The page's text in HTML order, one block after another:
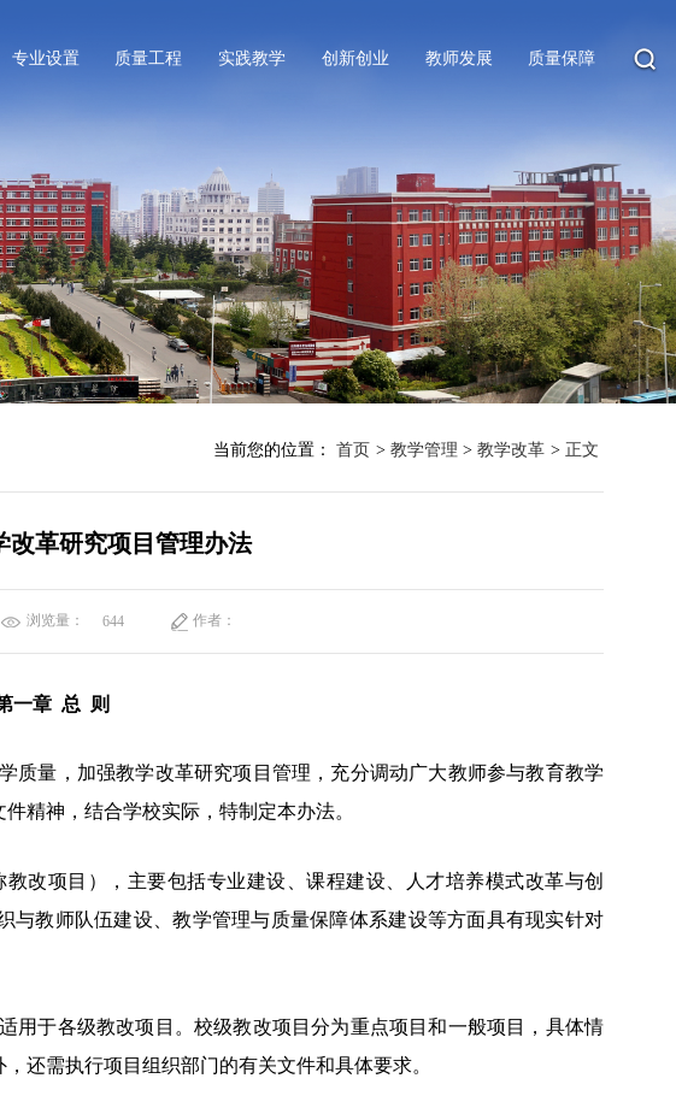
专业设置 质量工程 实践教学 创新创业 教师发展 质量保障
当前您的位置： 首页 > 教学管理 > 教学改革 > 正文
改革研究项目管理办法
浏览量： 644 作者：
一章 总 则
质量，加强教学改革研究项目管理，充分调动广大教师参与教育教学
精神，结合学校实际，特制定本办法。
改项目），主要包括专业建设、课程建设、人才培养模式改革与创
教师队伍建设、教学管理与质量保障体系建设等方面具有现实针对
用于各级教改项目。校级教改项目分为重点项目和一般项目，具体情
还需执行项目组织部门的有关文件和具体要求。